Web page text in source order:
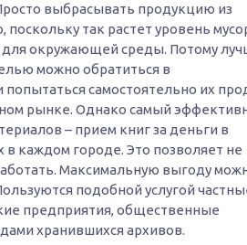
выбрасывать продукцию из
так растет уровень
окружающей среды. Потому
можно обратиться в
самостоятельно их
рынке. Однако самый
– прием книг за деньги в
каждом городе. Это позволяет не
Максимальную выгоду
подобной услугой
предприятия, общественные
хранившихся архивов.